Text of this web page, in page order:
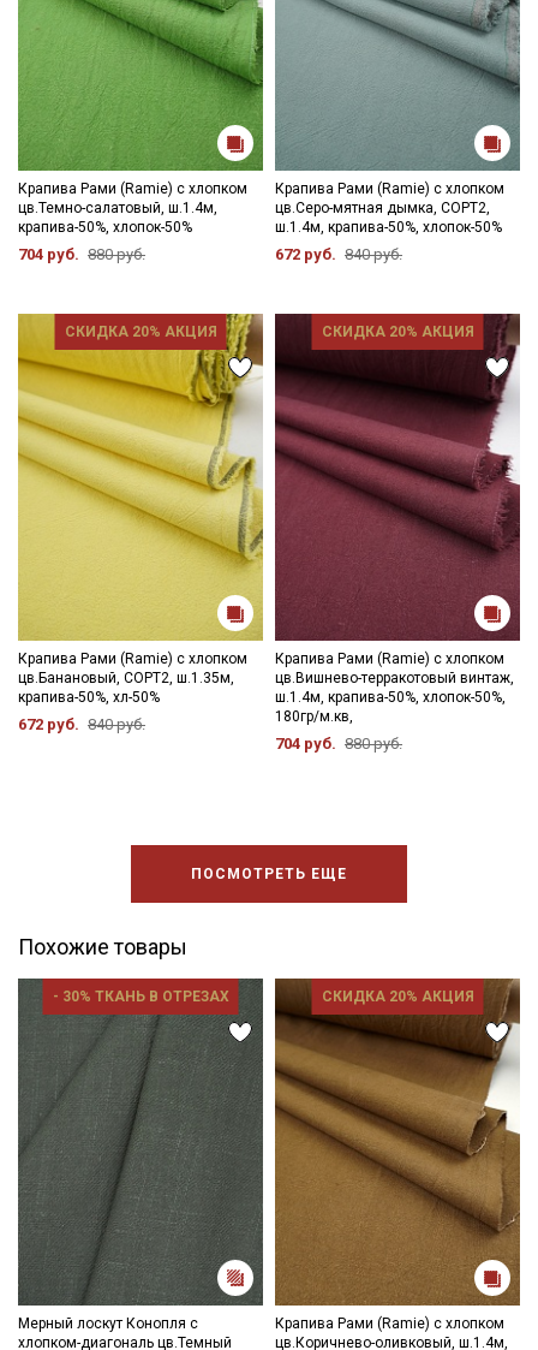
Крапива Рами (Ramie) с хлопком
цв.Темно-салатовый, ш.1.4м,
крапива-50%, хлопок-50%
704 руб. 880 руб.
Крапива Рами (Ramie) с хлопком
цв.Серо-мятная дымка, СОРТ2,
ш.1.4м, крапива-50%, хлопок-50%
672 руб. 840 руб.
СКИДКА 20% АКЦИЯ
Крапива Рами (Ramie) с хлопком
цв.Банановый, СОРТ2, ш.1.35м,
крапива-50%, хл-50%
672 руб. 840 руб.
СКИДКА 20% АКЦИЯ
Крапива Рами (Ramie) с хлопком
цв.Вишнево-терракотовый винтаж,
ш.1.4м, крапива-50%, хлопок-50%,
180гр/м.кв,
704 руб. 880 руб.
ПОСМОТРЕТЬ ЕЩЕ
Похожие товары
- 30% ТКАНЬ В ОТРЕЗАХ
Мерный лоскут Конопля с
хлопком-диагональ цв.Темный
СКИДКА 20% АКЦИЯ
Крапива Рами (Ramie) с хлопком
цв.Коричнево-оливковый, ш.1.4м,
Секретная рассылка от Купава
Мы публикуем здесь дополнительные
промокоды и скидки до 30% на узкие
категории тканей
Электронная почта
Подписаться
Ознакомлен(а) сПолитикой обработки персональных
данныхи даюСогласие на обработку персональных
данных
ДаюСогласие на получение рекламных и
информационных рассылок